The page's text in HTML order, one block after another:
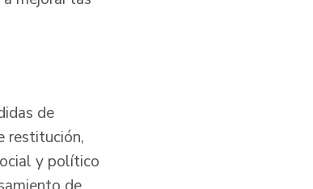
de
restitución,
y político